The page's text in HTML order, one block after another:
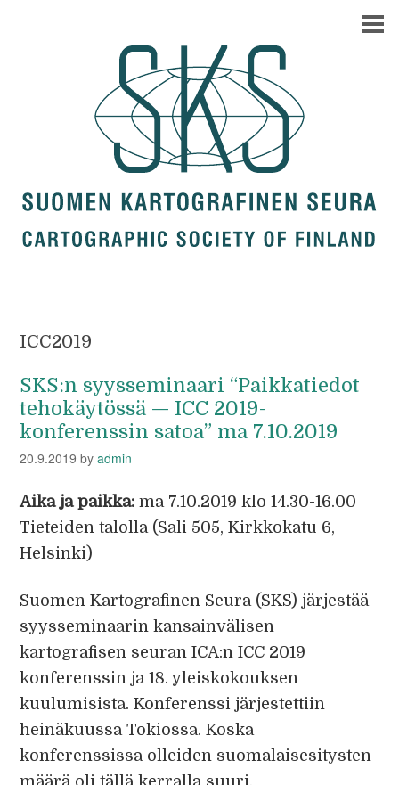
ICC2019
SKS:n syysseminaari “Paikkatiedot
tehokäytössä — ICC 2019-
konferenssin satoa” ma 7.10.2019
20.9.2019 byadmin
Aika ja paikka: ma 7.10.2019 klo 14.30-16.00
Tieteiden talolla (Sali 505, Kirkkokatu 6,
Helsinki)
Suomen Kartografinen Seura (SKS) järjestää
syysseminaarin kansainvälisen
kartografisen seuran ICA:n ICC 2019
konferenssin ja 18. yleiskokouksen
kuulumisista. Konferenssi järjestettiin
heinäkuussa Tokiossa. Koska
konferenssissa olleiden suomalaisesitysten
määrä oli tällä kerralla suuri,